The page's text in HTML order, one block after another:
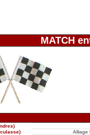
MATCH
Alliage